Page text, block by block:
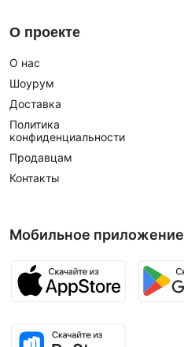
О проекте
О нас
Шоурум
Доставка
Политика
конфиденциальности
Продавцам
Контакты
Мобильное приложение